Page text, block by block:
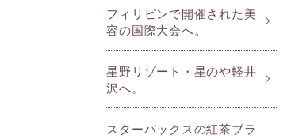
フィリピンで開催された美
容の国際大会へ。
星野リゾート・星のや軽井
沢へ。
スターバックスの紅茶ブラ